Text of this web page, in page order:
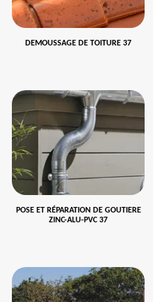
DEMOUSSAGE DE TOITURE 37
POSE ET RÉPARATION DE GOUTIERE
ZINC-ALU-PVC 37